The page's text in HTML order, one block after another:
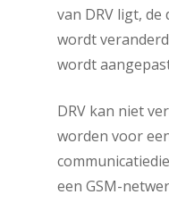
van DRV ligt,
wordt
wordt
DRV kan niet
worden voor
een GSM-